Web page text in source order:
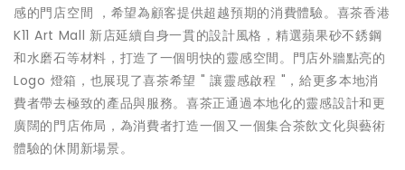
感的門店空間 ，希望為顧客提供超越預期的消費體驗。喜茶香港
K11 Art Mall 新店延續自身一貫的設計風格，精選蘋果砂不銹鋼
和水磨石等材料，打造了一個明快的靈感空間。門店外牆點亮的
Logo 燈箱，也展現了喜茶希望 " 讓靈感啟程 "，給更多本地消
費者帶去極致的產品與服務。喜茶正通過本地化的靈感設計和更
廣闊的門店佈局，為消費者打造一個又一個集合茶飲文化與藝術
體驗的休閒新場景。